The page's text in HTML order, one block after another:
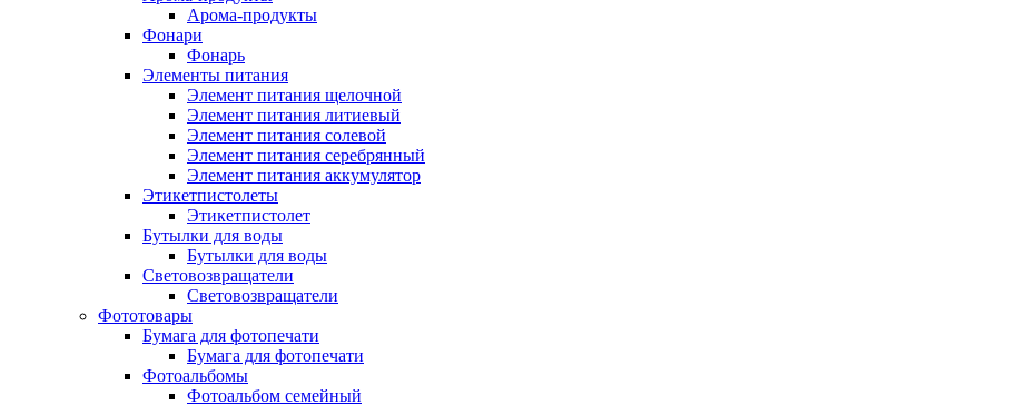
Арома-продукты
Фонари
Фонарь
Элементы питания
Элемент питания щелочной
Элемент питания литиевый
Элемент питания солевой
Элемент питания серебрянный
Элемент питания аккумулятор
Этикетпистолеты
Этикетпистолет
Бутылки для воды
Бутылки для воды
Световозвращатели
Световозвращатели
Фототовары
Бумага для фотопечати
Бумага для фотопечати
Фотоальбомы
Фотоальбом семейный